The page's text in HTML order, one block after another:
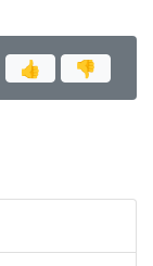
👍 👎